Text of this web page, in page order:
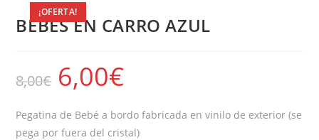
¡OFERTA!
BEBES EN CARRO AZUL
8,00€ 6,00€
Pegatina de Bebé a bordo fabricada en vinilo de exterior (se
pega por fuera del cristal)